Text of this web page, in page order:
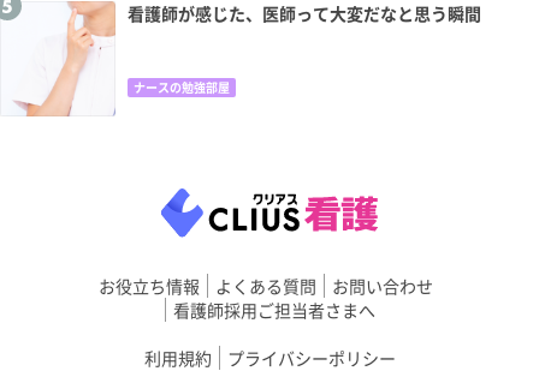
看護師が感じた、医師って大変だなと思う瞬間
ナースの勉強部屋
お役立ち情報 よくある質問
お問い合わせ
看護師採用ご担当者さまへ
利用規約
プライバシーポリシー